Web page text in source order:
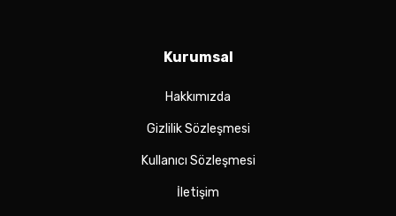
Kurumsal
Hakkımızda
Gizlilik Sözleşmesi
Kullanıcı Sözleşmesi
İletişim